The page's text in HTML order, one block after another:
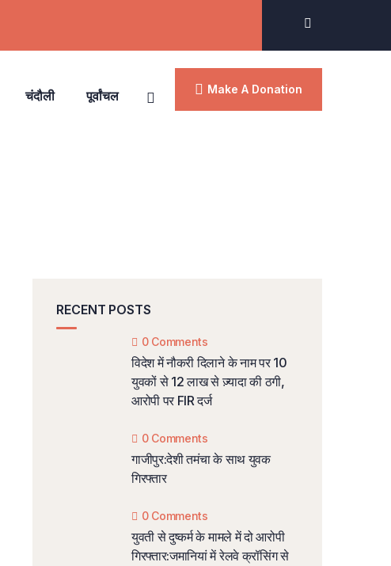
चंदौली पूर्वांचल Make A Donation
RECENT POSTS
0 Comments
विदेश में नौकरी दिलाने के नाम पर 10
युवकों से 12 लाख से ज़्यादा की ठगी,
आरोपी पर FIR दर्ज
0 Comments
गाजीपुर:देशी तमंचा के साथ युवक
गिरफ्तार
0 Comments
युवती से दुष्कर्म के मामले में दो आरोपी
गिरफ्तार:जमानियां में रेलवे क्रॉसिंग से